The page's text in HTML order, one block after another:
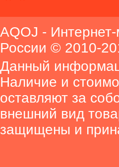
AQOJ -
России © 2010-
Данный
Наличие и
оставляют за
внешний вид
защищены и